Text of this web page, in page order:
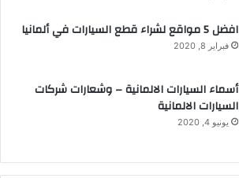
افضل 5 مواقع لشراء قطع السيارات في ألمانيا
فبراير 8, 2020
أسماء السيارات الالمانية – وشعارات شركات
السيارات الالمانية
يونيو 4, 2020